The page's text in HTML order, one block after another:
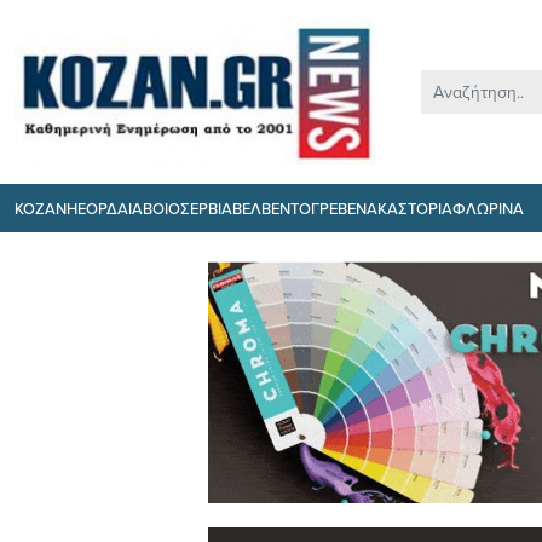
ΚΟΖΑΝΗΕΟΡΔΑΙΑΒΟΙΟΣΕΡΒΙΑΒΕΛΒΕΝΤΟΓΡΕΒΕΝΑΚΑΣΤΟΡΙΑΦΛΩΡΙΝΑ